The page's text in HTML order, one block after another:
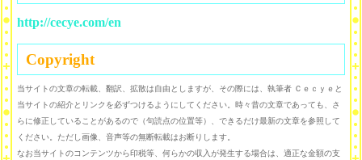
http://cecye.com/en
Copyright
当サイトの文章の転載、翻訳、拡散は自由としますが、その際には、執筆者 Ｃｅｃｙｅと
当サイトの紹介とリンクを必ずつけるようにしてください。時々昔の文章であっても、さ
らに修正していることがあるので（句読点の位置等）、できるだけ最新の文章を参照して
ください。ただし画像、音声等の無断転載はお断りします。
なお当サイトのコンテンツから印税等、何らかの収入が発生する場合は、適正な金額の支